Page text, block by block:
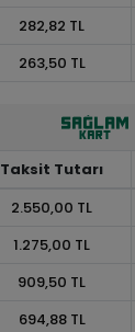
282,82 TL
263,50 TL
Taksit Tutarı
2.550,00 TL
1.275,00 TL
909,50 TL
694,88 TL